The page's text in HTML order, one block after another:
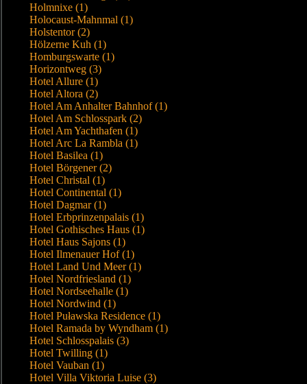
Holmnixe (1)
Holocaust-Mahnmal (1)
Holstentor (2)
Hölzerne Kuh (1)
Homburgswarte (1)
Horizontweg (3)
Hotel Allure (1)
Hotel Altora (2)
Hotel Am Anhalter Bahnhof (1)
Hotel Am Schlosspark (2)
Hotel Am Yachthafen (1)
Hotel Arc La Rambla (1)
Hotel Basilea (1)
Hotel Börgener (2)
Hotel Christal (1)
Hotel Continental (1)
Hotel Dagmar (1)
Hotel Erbprinzenpalais (1)
Hotel Gothisches Haus (1)
Hotel Haus Sajons (1)
Hotel Ilmenauer Hof (1)
Hotel Land Und Meer (1)
Hotel Nordfriesland (1)
Hotel Nordseehalle (1)
Hotel Nordwind (1)
Hotel Puławska Residence (1)
Hotel Ramada by Wyndham (1)
Hotel Schlosspalais (3)
Hotel Twilling (1)
Hotel Vauban (1)
Hotel Villa Viktoria Luise (3)